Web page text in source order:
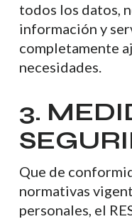
todos los datos,
información y
completamente
necesidades.
3.
Que de
normativas
personales, el